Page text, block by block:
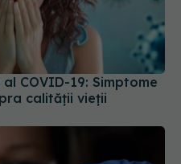
COVID-19: Simptome
calității vieții